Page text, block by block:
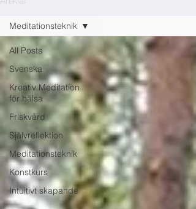
All Posts
Svenska
Kreativ Meditation
för hälsa
Friskvård
Självreflektion
Meditationsteknik
Konstkurs
Intuitivt skapande
Meditationsteknik